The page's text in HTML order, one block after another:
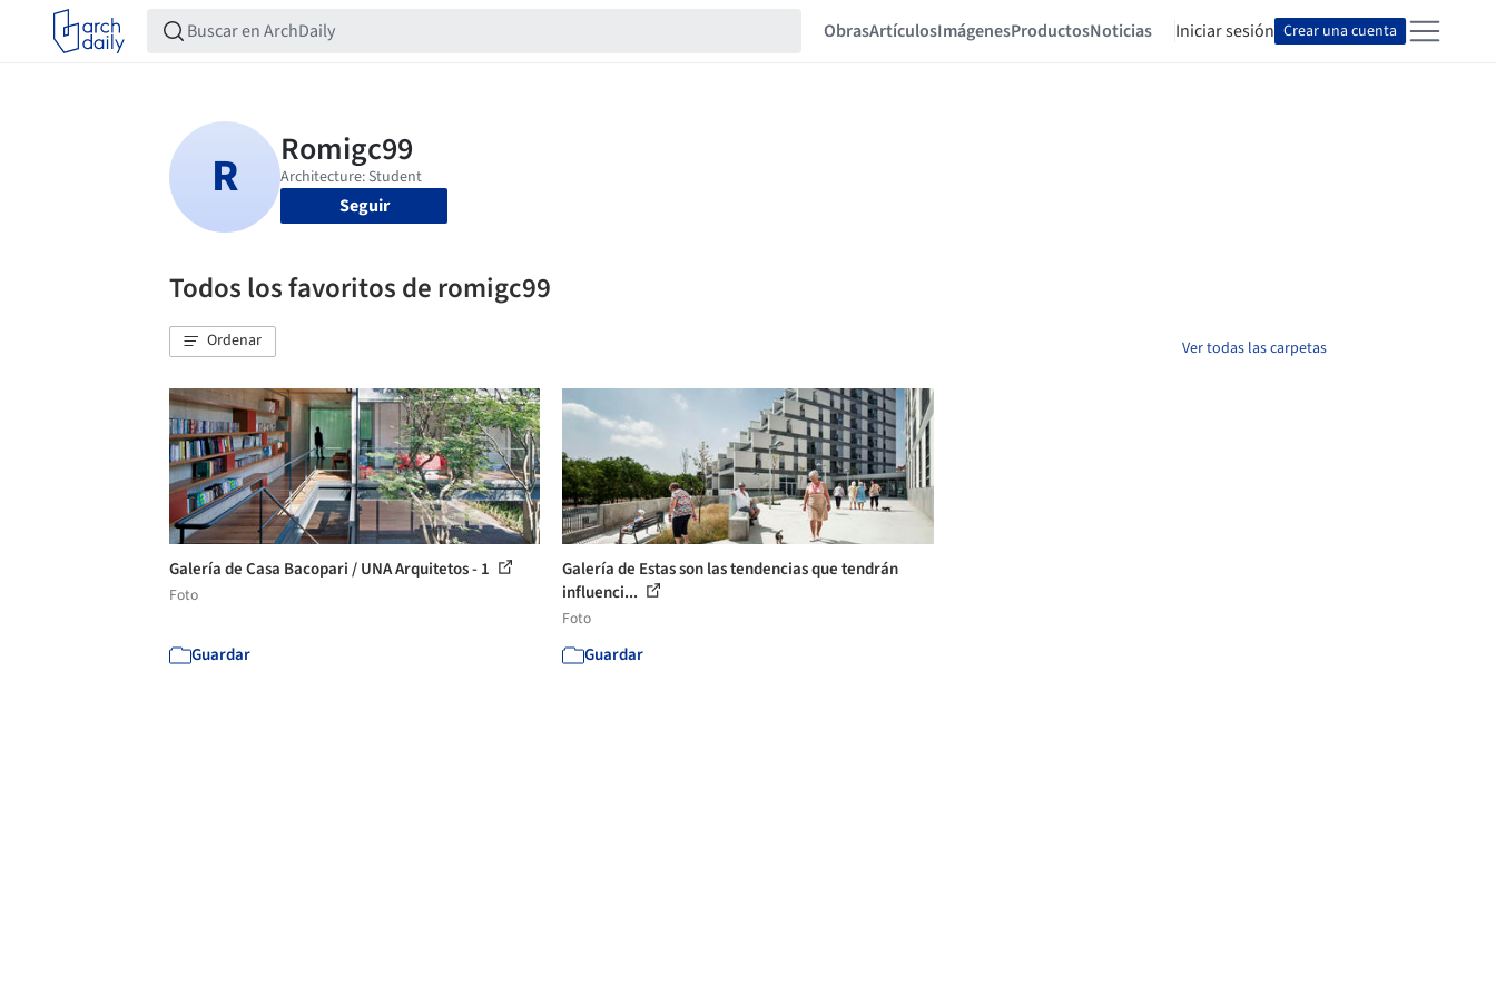
ObrasArtículosImágenesProductosNoticias Iniciar sesión Crear una cuenta
Seguir
Todos los favoritos de romigc99
Ordenar Ver todas las carpetas
Galería de Casa Bacopari / UNA Arquitetos - 1
Foto
Guardar
Galería de Estas son las tendencias que tendrán
influenci...
Foto
Guardar